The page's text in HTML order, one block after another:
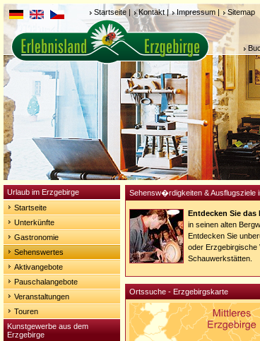
Startseite | Kontakt | Impressum | Sitemap
Urlaub im Erzgebirge
Startseite
Unterkünfte
Gastronomie
Sehenswertes
Aktivangebote
Pauschalangebote
Veranstaltungen
Touren
Kunstgewerbe aus dem
Erzgebirge
Sehensw�rdigkeiten & Ausflugsziele
Entdecken Sie das
in seinen alten
Entdecken Sie
oder Erzgebirgische
Schauwerkstätten.
Ortssuche - Erzgebirgskarte